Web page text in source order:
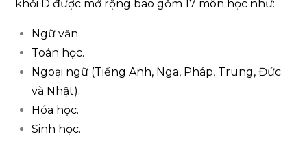
khối D được mở rộng bao gồm 17 môn học như:
Ngữ văn.
Toán học.
Ngoại ngữ (Tiếng Anh, Nga, Pháp, Trung, Đức
và Nhật).
Hóa học.
Sinh học.